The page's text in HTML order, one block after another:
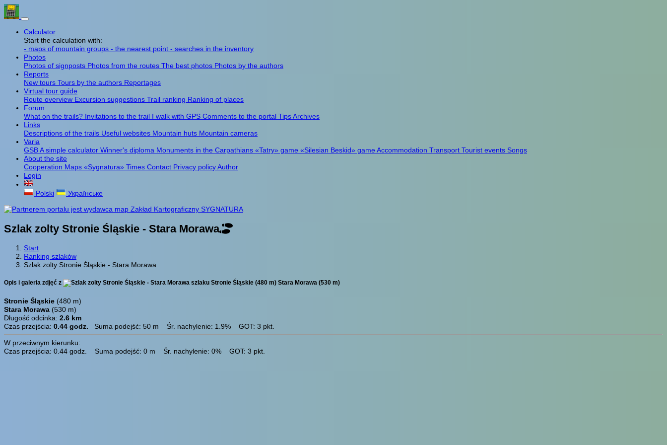
Calculator
Start the calculation with:
- maps of mountain groups - the nearest point - searches in the inventory
Photos
Photos of signposts Photos from the routes The best photos Photos by the authors
Reports
New tours Tours by the authors Reportages
Virtual tour guide
Route overview Excursion suggestions Trail ranking Ranking of places
Forum
What on the trails? Invitations to the trail I walk with GPS Comments to the portal TipsArchives
Links
Descriptions of the trails Useful websites Mountain huts Mountain cameras
Varia
GSBA simple calculator Winner's diploma Monuments in the Carpathians «Tatry» game «Silesian Beskid» game Accommodation Transport Tourist events Songs
About the site
Cooperation Maps «Sygnatura» Times Contact Privacy policyAuthor
Login
Polski Українське
Szlak zolty Stronie Śląskie - Stara Morawa
Start
Ranking szlaków
Szlak zolty Stronie Śląskie - Stara Morawa
Opis i galeria zdjęć z szlaku Stronie Śląskie (480 m) Stara Morawa (530 m)
Stronie Śląskie (480 m)
Stara Morawa (530 m)
Długość odcinka: 2.6 km
Czas przejścia: 0.44 godz. Suma podejść: 50 m Śr. nachylenie: 1.9% GOT: 3 pkt.
W przeciwnym kierunku:
Czas przejścia: 0.44 godz. Suma podejść: 0 m Śr. nachylenie: 0% GOT: 3 pkt.